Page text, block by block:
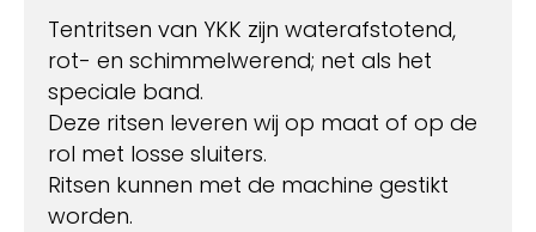
Tentritsen van YKK zijn waterafstotend,
rot- en schimmelwerend; net als het
speciale band.
Deze ritsen leveren wij op maat of op de
rol met losse sluiters.
Ritsen kunnen met de machine gestikt
worden.